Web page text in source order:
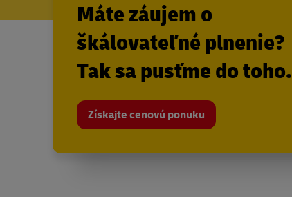
Máte záujem o
škálovateľné plnenie?
Tak sa pusťme do toho.
Získajte cenovú ponuku